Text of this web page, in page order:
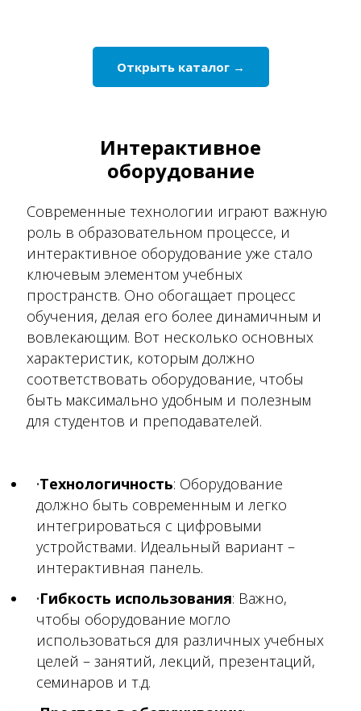
Открыть каталог →
Интерактивное
оборудование
Современные технологии играют важную
роль в образовательном процессе, и
интерактивное оборудование уже стало
ключевым элементом учебных
пространств. Оно обогащает процесс
обучения, делая его более динамичным и
вовлекающим. Вот несколько основных
характеристик, которым должно
соответствовать оборудование, чтобы
быть максимально удобным и полезным
для студентов и преподавателей.
Технологичность: Оборудование
должно быть современным и легко
интегрироваться с цифровыми
устройствами. Идеальный вариант –
интерактивная панель.
Гибкость использования: Важно,
чтобы оборудование могло
использоваться для различных учебных
целей – занятий, лекций, презентаций,
семинаров и т.д.